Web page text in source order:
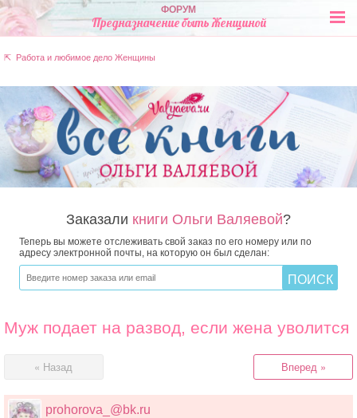
ФОРУМ
Предназначение быть Женщиной
⇱ Работа и любимое дело Женщины
Заказали книги Ольги Валяевой?
Теперь вы можете отслеживать свой заказ по его номеру или по
адресу электронной почты, на которую он был сделан:
Муж подает на развод, если жена уволится
« Назад Вперед »
prohorova_@bk.ru